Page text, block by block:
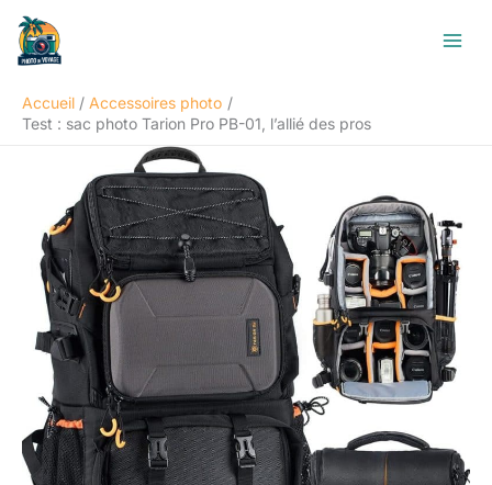
Aller
contenu
Accueil
Accessoires photo
Test : sac photo Tarion Pro PB-01, l’allié des pros
R
e
h